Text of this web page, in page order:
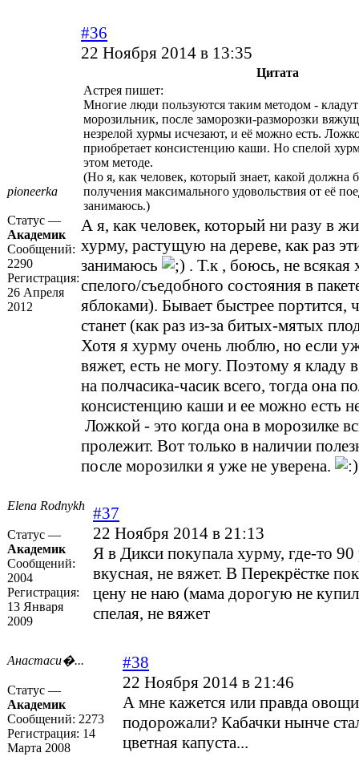
pioneerka
Статус —
Академик
Сообщений:
2290
Регистрация:
26 Апреля
2012
#36
22 Ноября 2014 в 13:35
Цитата
Астрея пишет:
Многие люди пользуются таким методом -
морозильник, после заморозки-разморозки
незрелой хурмы исчезают, и её можно есть.
приобретает консистенцию каши. Но спелой
этом методе.
(Но я, как человек, который знает, какой должна
получения максимального удовольствия от её
занимаюсь.)
А я, как человек, который ни разу в
хурму, растущую на дереве, как раз
занимаюсь
. Т.к , боюсь, не всякая
спелого/съедобного состояния в
яблоками). Бывает быстрее портится,
станет (как раз из-за битых-мятых
Хотя я хурму очень люблю, но если
вяжет, есть не могу. Поэтому я кладу
на полчасика-часик всего, тогда она
консистенцию каши и ее можно есть
Ложкой - это когда она в морозилке
пролежит. Вот только в наличии
после морозилки я уже не уверена.
Elena Rodnykh
Статус —
Академик
Сообщений:
2004
Регистрация:
13 Января
2009
#37
22 Ноября 2014 в 21:13
Я в Дикси покупала хурму, где-то
вкусная, не вяжет. В Перекрёстке
цену не наю (мама дорогую не
спелая, не вяжет
Анастаси�...
Статус —
Академик
Сообщений: 2273
Регистрация: 14
Марта 2008
#38
22 Ноября 2014 в 21:46
А мне кажется или правда
подорожали? Кабачки нынче
цветная капуста...